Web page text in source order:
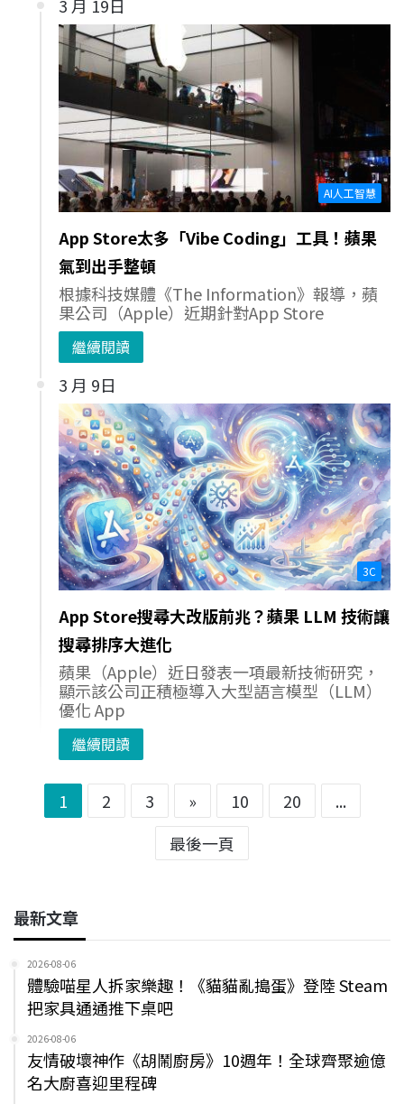
3 月 19日
AI人工智慧
App Store太多「Vibe Coding」工具！蘋果
氣到出手整頓
根據科技媒體《The Information》報導，蘋
果公司（Apple）近期針對App Store
繼續閱讀
3 月 9日
3C
App Store搜尋大改版前兆？蘋果 LLM 技術讓
搜尋排序大進化
蘋果（Apple）近日發表一項最新技術研究，
顯示該公司正積極導入大型語言模型（LLM）
優化 App
繼續閱讀
1 2 3 » 10 20
...
最後一頁
最新文章
2026-08-06
體驗喵星人拆家樂趣！《貓貓亂搗蛋》登陸 Steam
把家具通通推下桌吧
2026-08-06
友情破壞神作《胡鬧廚房》10週年！全球齊聚逾億
名大廚喜迎里程碑